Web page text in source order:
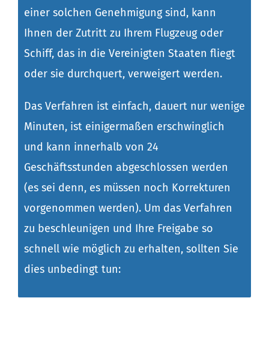
einer solchen Genehmigung sind, kann
Ihnen der Zutritt zu Ihrem Flugzeug oder
Schiff, das in die Vereinigten Staaten fliegt
oder sie durchquert, verweigert werden.
Das Verfahren ist einfach, dauert nur wenige
Minuten, ist einigermaßen erschwinglich
und kann innerhalb von 24
Geschäftsstunden abgeschlossen werden
(es sei denn, es müssen noch Korrekturen
vorgenommen werden). Um das Verfahren
zu beschleunigen und Ihre Freigabe so
schnell wie möglich zu erhalten, sollten Sie
dies unbedingt tun: